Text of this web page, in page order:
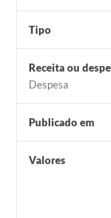
Tipo
Receita ou
Despesa
Publicado em
Valores